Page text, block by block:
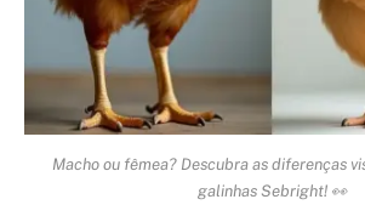
Macho ou fêmea? Descubra as diferenças
galinhas Sebright! 👀